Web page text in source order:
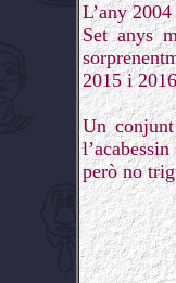
L’any
Set anys
2015 i
Un
però no